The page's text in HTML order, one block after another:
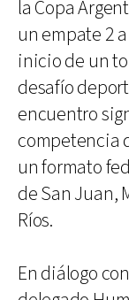
la Copa
un empate 2
inicio de un
desafío
encuentro
competencia
un formato
de San Juan,
Ríos.
En diálogo